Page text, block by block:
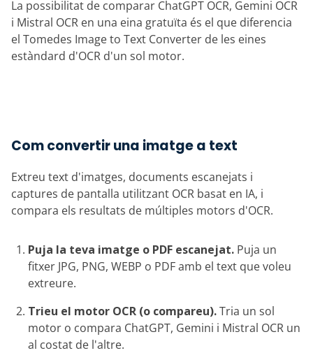
La possibilitat de comparar ChatGPT OCR, Gemini OCR
i Mistral OCR en una eina gratuïta és el que diferencia
el Tomedes Image to Text Converter de les eines
estàndard d'OCR d'un sol motor.
Com convertir una imatge a text
Extreu text d'imatges, documents escanejats i
captures de pantalla utilitzant OCR basat en IA, i
compara els resultats de múltiples motors d'OCR.
Puja la teva imatge o PDF escanejat. Puja un
fitxer JPG, PNG, WEBP o PDF amb el text que voleu
extreure.
Trieu el motor OCR (o compareu).Tria un sol
motor o compara ChatGPT, Gemini i Mistral OCR un
al costat de l'altre.